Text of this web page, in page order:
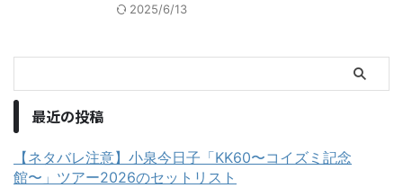
2025/6/13
最近の投稿
【ネタバレ注意】小泉今日子「KK60〜コイズミ記念
館〜」ツアー2026のセットリスト